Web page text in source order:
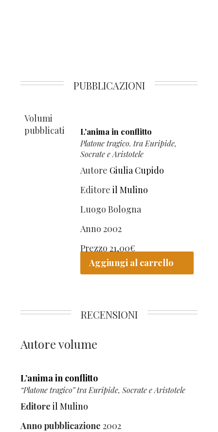
PUBBLICAZIONI
Volumi
pubblicati
L'anima in conflitto
Platone tragico. tra Euripide,
Socrate e Aristotele
Autore Giulia Cupido
Editore il Mulino
Luogo Bologna
Anno 2002
Prezzo 21,00€
Aggiungi al carrello
RECENSIONI
Autore volume
L’anima in conflitto
“Platone tragico” tra Euripide, Socrate e Aristotele
Editore il Mulino
Anno pubblicazione 2002